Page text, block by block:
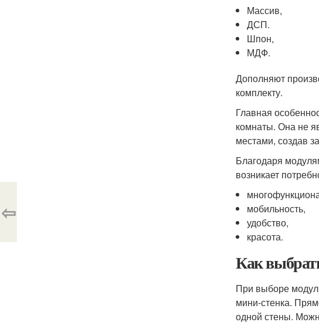
Массив,
ДСП.
Шпон,
МДФ.
Дополняют
комплекту.
Главная
комнаты. Она не
местами, создав
Благодаря
возникает
мобильность,
удобство,
красота.
Как
При выборе
мини-стенка.
одной стены.
⇦